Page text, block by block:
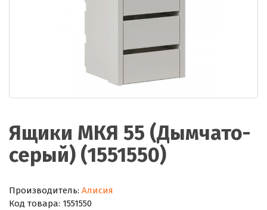
Ящики МКЯ 55 (Дымчато-
серый) (1551550)
Производитель: Алисия
Код товара: 1551550